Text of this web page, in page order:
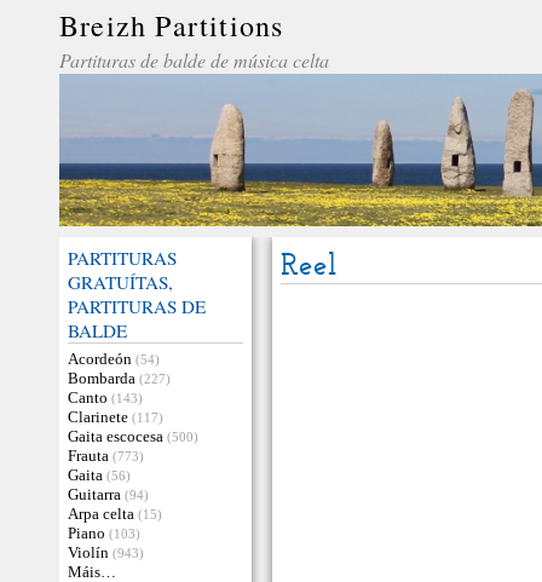
Breizh Partitions
Partituras de balde de música celta
PARTITURAS
GRATUÍTAS,
PARTITURAS DE
BALDE
Acordeón (54)
Bombarda (227)
Canto (143)
Clarinete (117)
Gaita escocesa (500)
Frauta (773)
Gaita (56)
Guitarra (94)
Arpa celta (15)
Piano (103)
Violín (943)
Máis…
Reel